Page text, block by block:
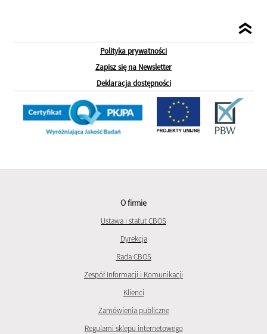
Polityka prywatności
Zapisz się na Newsletter
Deklaracja dostępności
O firmie
Ustawa i statut CBOS
Dyrekcja
Rada CBOS
Zespół Informacji i Komunikacji
Klienci
Zamówienia publiczne
Regulami sklepu internetowego